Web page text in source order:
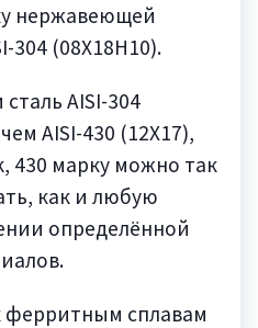
нержавеющей
304 (08Х18Н10).
AISI-304
AISI-430 (12Х17),
430 марку можно так
как и любую
определённой
ферритным сплавам